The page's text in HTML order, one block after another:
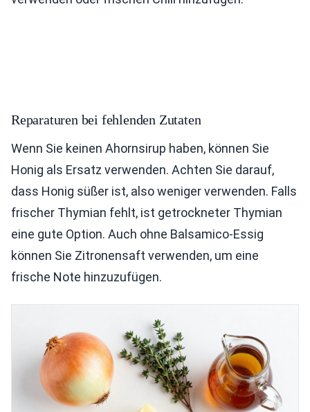
Reparaturen bei fehlenden Zutaten
Wenn Sie keinen Ahornsirup haben, können Sie
Honig als Ersatz verwenden. Achten Sie darauf,
dass Honig süßer ist, also weniger verwenden. Falls
frischer Thymian fehlt, ist getrockneter Thymian
eine gute Option. Auch ohne Balsamico-Essig
können Sie Zitronensaft verwenden, um eine
frische Note hinzuzufügen.